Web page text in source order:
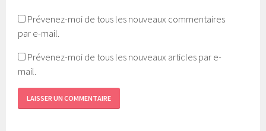
Prévenez-moi de tous les nouveaux commentaires
par e-mail.
Prévenez-moi de tous les nouveaux articles par e-
mail.